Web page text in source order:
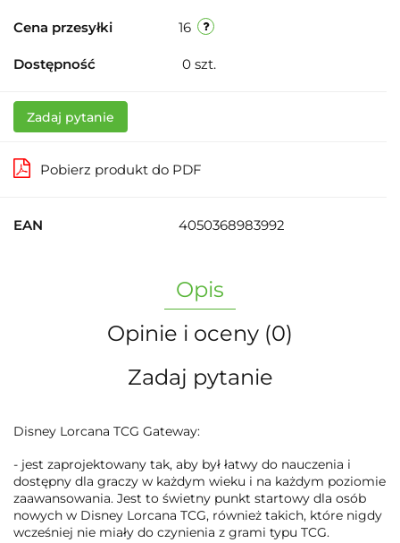
Cena przesyłki 16
Dostępność 0 szt.
Zadaj pytanie
Pobierz produkt do PDF
EAN 4050368983992
Opis
Opinie i oceny (0)
Zadaj pytanie
Disney Lorcana TCG Gateway:
- jest zaprojektowany tak, aby był łatwy do nauczenia i
dostępny dla graczy w każdym wieku i na każdym poziomie
zaawansowania. Jest to świetny punkt startowy dla osób
nowych w Disney Lorcana TCG, również takich, które nigdy
wcześniej nie miały do czynienia z grami typu TCG.